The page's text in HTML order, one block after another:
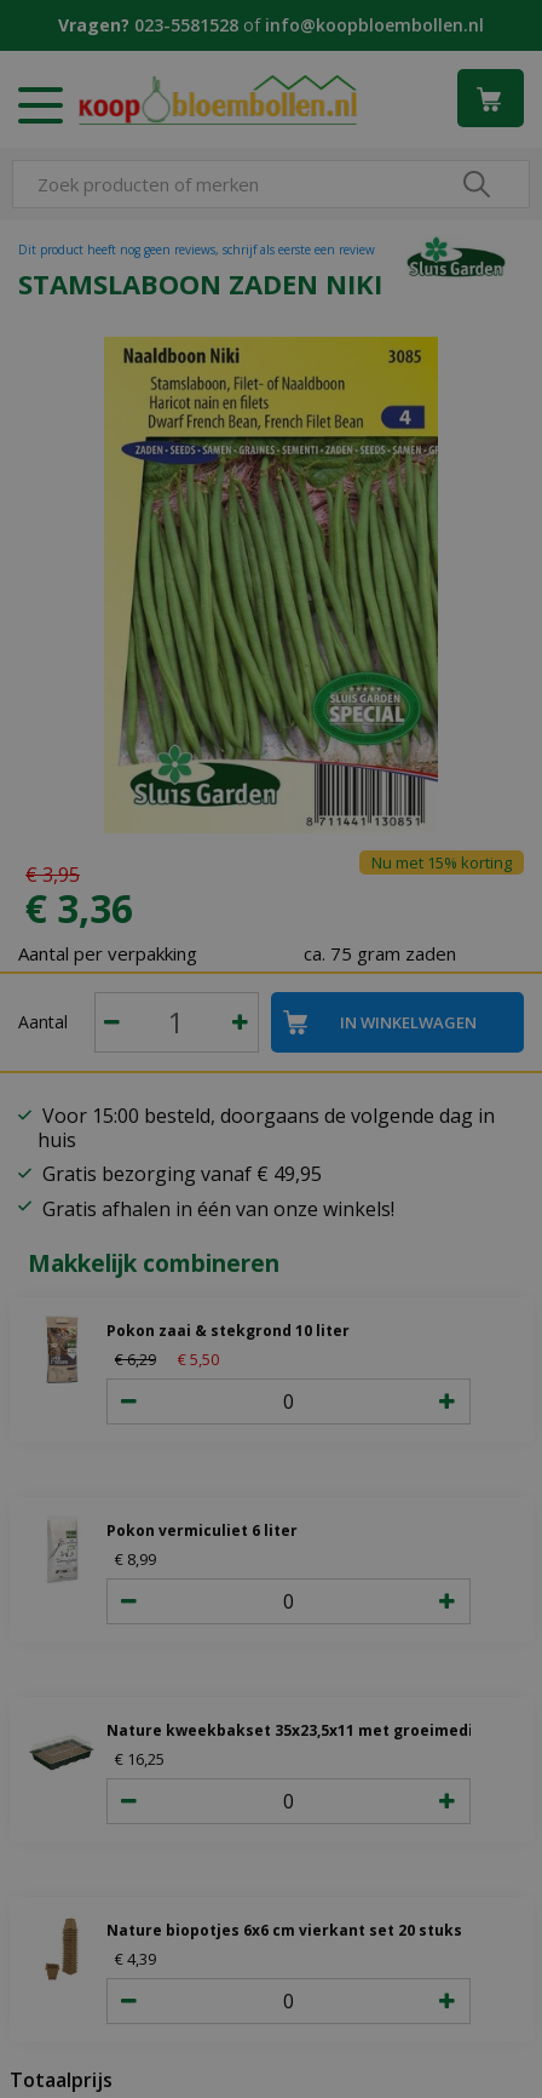
Vragen? 023-5581528 of info@koopbloembollen.nl
STAMSLABOON ZADEN NIKI
Dit product heeft nog geen reviews, schrijf als eerste een review
€3,95
€ 3,36
Nu met 15% korting
Aantal per verpakking ca. 75 gram zaden
Aantal
Voor 15:00 besteld, doorgaans de volgende dag in
huis
Gratis bezorging vanaf € 49,95
Gratis afhalen in één van onze winkels!
Makkelijk combineren
Pokon zaai & stekgrond 10 liter
€6,29 €5 50
Pokon vermiculiet 6 liter
€ 8 99
Nature kweekbakset 35x23,5x11 met groeimedium
€ 16 25
Nature biopotjes 6x6 cm vierkant set 20 stuks
€4,39